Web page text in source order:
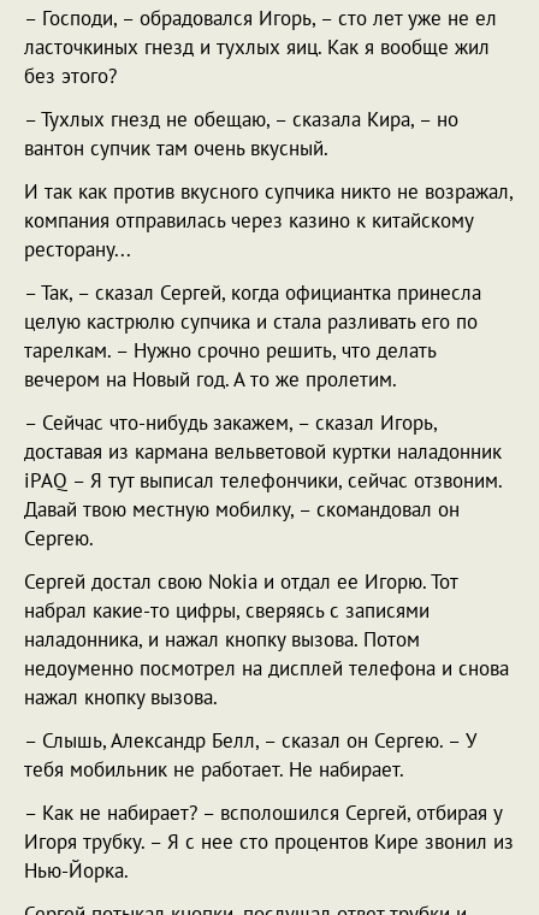
– Господи, – обрадовался Игорь, – сто лет уже не ел
ласточкиных гнезд и тухлых яиц. Как я вообще жил
без этого?
– Тухлых гнезд не обещаю, – сказала Кира, – но
вантон супчик там очень вкусный.
И так как против вкусного супчика никто не возражал,
компания отправилась через казино к китайскому
ресторану...
– Так, – сказал Сергей, когда официантка принесла
целую кастрюлю супчика и стала разливать его по
тарелкам. – Нужно срочно решить, что делать
вечером на Новый год. А то же пролетим.
– Сейчас что-нибудь закажем, – сказал Игорь,
доставая из кармана вельветовой куртки наладонник
iPAQ – Я тут выписал телефончики, сейчас отзвоним.
Давай твою местную мобилку, – скомандовал он
Сергею.
Сергей достал свою Nokia и отдал ее Игорю. Тот
набрал какие-то цифры, сверяясь с записями
наладонника, и нажал кнопку вызова. Потом
недоуменно посмотрел на дисплей телефона и снова
нажал кнопку вызова.
– Слышь, Александр Белл, – сказал он Сергею. – У
тебя мобильник не работает. Не набирает.
– Как не набирает? – всполошился Сергей, отбирая у
Игоря трубку. – Я с нее сто процентов Кире звонил из
Нью-Йорка.